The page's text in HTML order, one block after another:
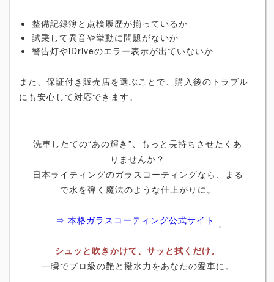
整備記録簿と点検履歴が揃っているか
試乗して異音や挙動に問題がないか
警告灯やiDriveのエラー表示が出ていないか
また、保証付き販売店を選ぶことで、購入後のトラブル
にも安心して対応できます。
洗車したての“あの輝き”、もっと長持ちさせたくあ
りませんか？
日本ライティングのガラスコーティングなら、まる
で水を弾く魔法のような仕上がりに。
⇒ 本格ガラスコーティング公式サイト
シュッと吹きかけて、サッと拭くだけ。
一瞬でプロ級の艶と撥水力をあなたの愛車に。